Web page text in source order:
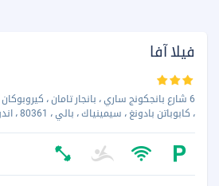
فيلا آفا
6 شارع بانجكونج ساري ، بانجار تامان ، كيروبوكان
، كابوباتن بادونغ ، سيمينياك ، بالي ، 80361 ، اندونيسيا.